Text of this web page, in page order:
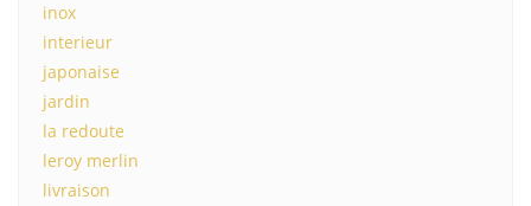
inox
interieur
japonaise
jardin
la redoute
leroy merlin
livraison